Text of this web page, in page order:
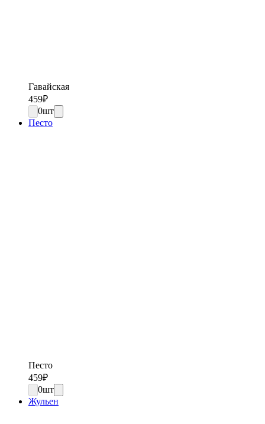
Гавайская
459₽
0шт
Песто
Песто
459₽
0шт
Жульен